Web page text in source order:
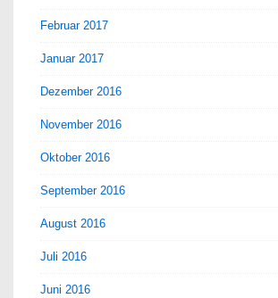
Februar 2017
Januar 2017
Dezember 2016
November 2016
Oktober 2016
September 2016
August 2016
Juli 2016
Juni 2016